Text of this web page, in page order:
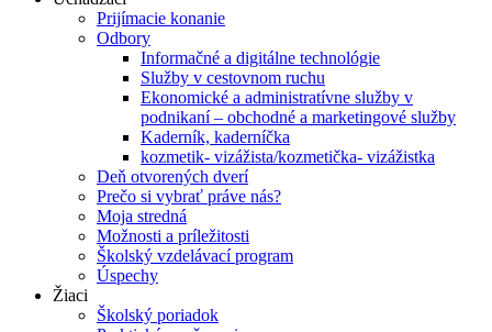
Prijímacie konanie
Odbory
Informačné a digitálne technológie
Služby v cestovnom ruchu
Ekonomické a administratívne služby v
podnikaní – obchodné a marketingové služby
Kaderník, kaderníčka
kozmetik- vizážista/kozmetička- vizážistka
Deň otvorených dverí
Prečo si vybrať práve nás?
Moja stredná
Možnosti a príležitosti
Školský vzdelávací program
Úspechy
Žiaci
Školský poriadok